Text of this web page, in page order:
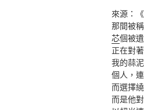
來源：
那間被
芯個被
正在對
我的蒜
個人，
而選擇
而是他